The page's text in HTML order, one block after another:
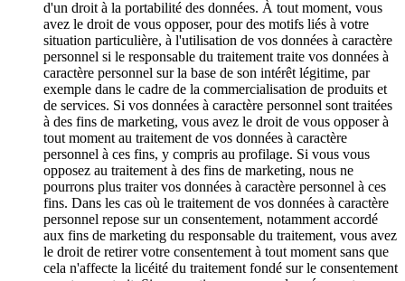
d'un droit à la portabilité des données. À tout moment, vous
avez le droit de vous opposer, pour des motifs liés à votre
situation particulière, à l'utilisation de vos données à caractère
personnel si le responsable du traitement traite vos données à
caractère personnel sur la base de son intérêt légitime, par
exemple dans le cadre de la commercialisation de produits et
de services. Si vos données à caractère personnel sont traitées
à des fins de marketing, vous avez le droit de vous opposer à
tout moment au traitement de vos données à caractère
personnel à ces fins, y compris au profilage. Si vous vous
opposez au traitement à des fins de marketing, nous ne
pourrons plus traiter vos données à caractère personnel à ces
fins. Dans les cas où le traitement de vos données à caractère
personnel repose sur un consentement, notamment accordé
aux fins de marketing du responsable du traitement, vous avez
le droit de retirer votre consentement à tout moment sans que
cela n'affecte la licéité du traitement fondé sur le consentement